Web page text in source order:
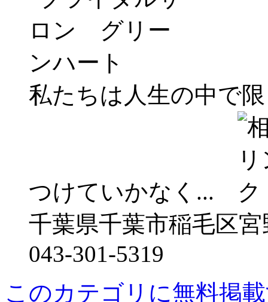
私たちは人生の中で
つけていかなく...
千葉県千葉市稲毛区宮
043-301-5319
このカテゴリに無料掲